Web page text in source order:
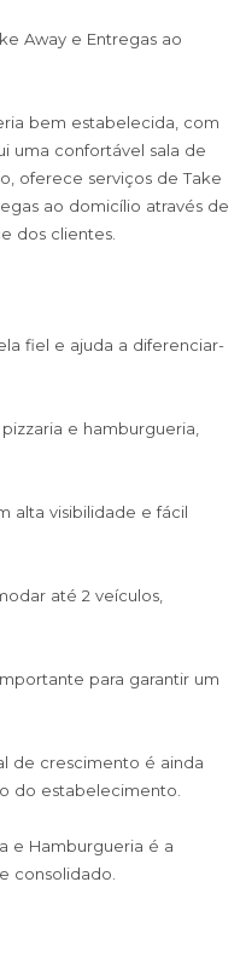
Away e Entregas ao
bem estabelecida, com
uma confortável sala de
oferece serviços de Take
ao domicílio através de
dos clientes.
fiel e ajuda a diferenciar-
e hamburgueria,
alta visibilidade e fácil
até 2 veículos,
para garantir um
de crescimento é ainda
do estabelecimento.
e Hamburgueria é a
consolidado.